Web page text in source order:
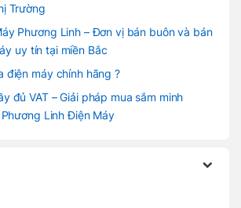
Trường
Phương Linh – Đơn vị bán buôn và bán
uy tín tại miền Bắc
điện máy chính hãng ?
đủ VAT – Giải pháp mua sắm minh
Linh Điện Máy